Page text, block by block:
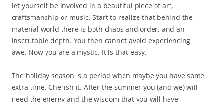
let yourself be involved in a beautiful piece of art,
craftsmanship or music. Start to realize that behind the
material world there is both chaos and order, and an
inscrutable depth. You then cannot avoid experiencing
awe. Now you are a mystic. It is that easy.
The holiday season is a period when maybe you have some
extra time. Cherish it. After the summer you (and we) will
need the energy and the wisdom that you will have